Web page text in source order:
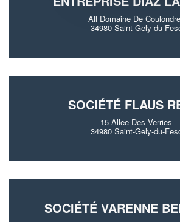
All Domaine De
34980 Saint-Gely-du-
SOCIÉTÉ FLAUS
15 Allee Des Verries
34980 Saint-Gely-du-
SOCIÉTÉ VARENNE